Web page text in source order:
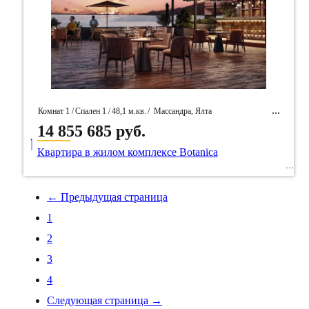
Комнат 1 /Спален 1 /48,1 м.кв. / Массандра, Ялта
/ Идентификатор собственность 91662
14 855 685 руб.
____
Квартира в жилом комплексе Botanica
← Предыдущая страница
1
2
3
4
Следующая страница →